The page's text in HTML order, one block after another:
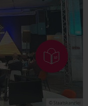
© Staatskanzlei